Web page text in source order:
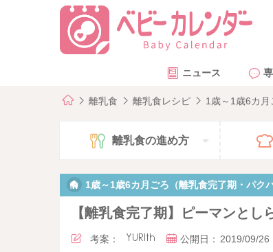
ニュース
離乳食 離乳食レシピ 1歳～1歳6カ
離乳食の進め方
1歳～1歳6カ月ごろ（離乳食完了期・パクパ
【離乳食完了期】ピーマンとし
考案： YURIth 公開日： 2019/09/26